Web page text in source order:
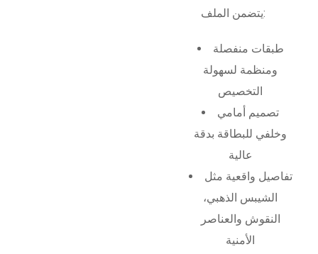
يتضمن الملف:
طبقات منفصلة
ومنظمة لسهولة
التخصيص
تصميم أمامي
وخلفي للبطاقة بدقة
عالية
تفاصيل واقعية مثل
الشيبس الذهبي،
النقوش والعناصر
الأمنية